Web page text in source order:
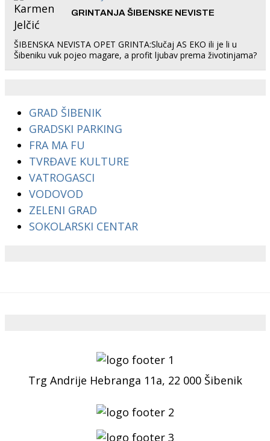
GRINTANJA ŠIBENSKE NEVISTE
ŠIBENSKA NEVISTA OPET GRINTA:Slučaj AS EKO ili je li u
Šibeniku vuk pojeo magare, a profit ljubav prema životinjama?
GRAD ŠIBENIK
GRADSKI PARKING
FRA MA FU
TVRĐAVE KULTURE
VATROGASCI
VODOVOD
ZELENI GRAD
SOKOLARSKI CENTAR
Trg Andrije Hebranga 11a, 22 000 Šibenik